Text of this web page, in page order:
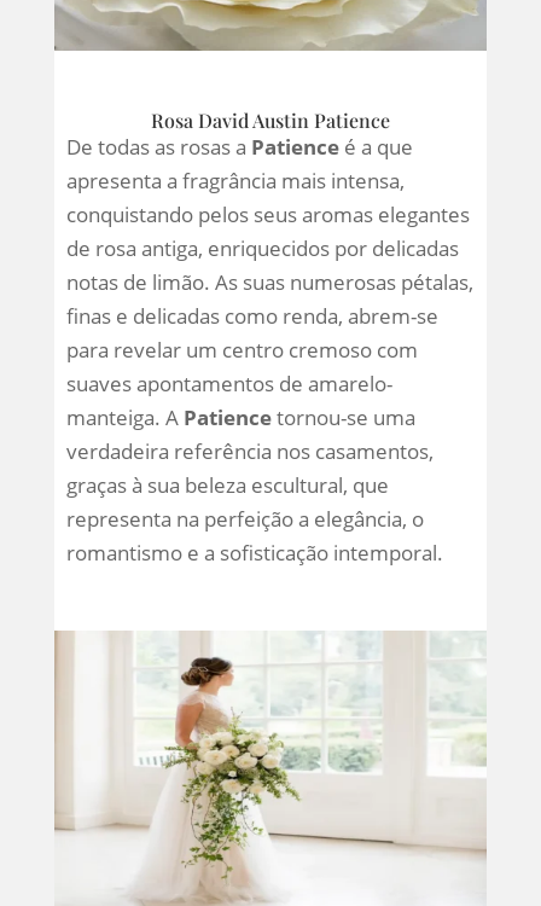
Rosa David Austin Patience
De todas as rosas a Patienceé a que
apresenta a fragrância mais intensa,
conquistando pelos seus aromas elegantes
de rosa antiga, enriquecidos por delicadas
notas de limão. As suas numerosas pétalas,
finas e delicadas como renda, abrem-se
para revelar um centro cremoso com
suaves apontamentos de amarelo-
manteiga. A Patiencetornou-se uma
verdadeira referência nos casamentos,
graças à sua beleza escultural, que
representa na perfeição a elegância, o
romantismo e a sofisticação intemporal.